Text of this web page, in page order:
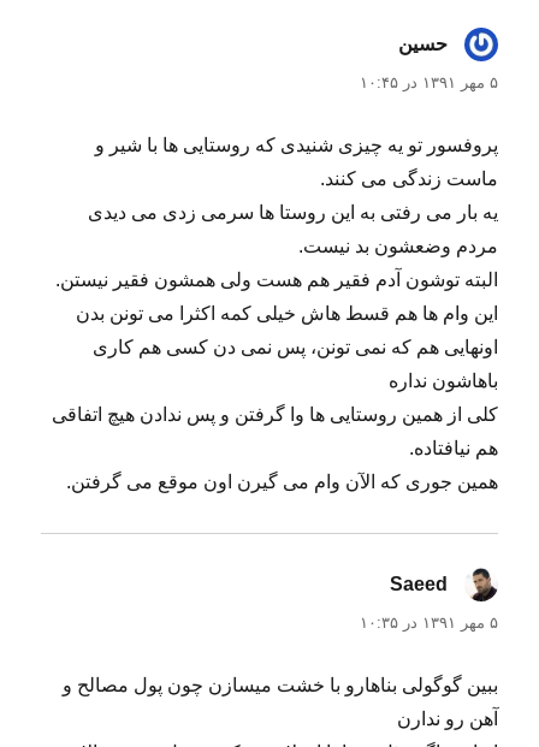
حسین
۵ مهر ۱۳۹۱ در ۱۰:۴۵
پروفسور تو یه چیزی شنیدی که روستایی ها با شیر و
ماست زندگی می کنند.
یه بار می رفتی به این روستا ها سرمی زدی می دیدی
مردم وضعشون بد نیست.
البته توشون آدم فقیر هم هست ولی همشون فقیر نیستن.
این وام ها هم قسط هاش خیلی کمه اکثرا می تونن بدن
اونهایی هم که نمی تونن، پس نمی دن کسی هم کاری
باهاشون نداره
کلی از همین روستایی ها وا گرفتن و پس ندادن هیچ اتفاقی
هم نیافتاده.
همین جوری که الآن وام می گیرن اون موقع می گرفتن.
Saeed
۵ مهر ۱۳۹۱ در ۱۰:۳۵
ببین گوگولی بناهارو با خشت میسازن چون پول مصالح و
آهن رو ندارن